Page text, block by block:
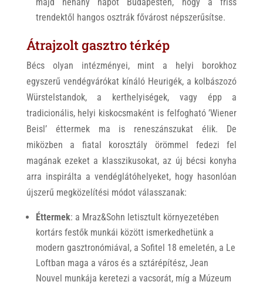
majd néhány napot Budapesten, hogy a friss
trendektől hangos osztrák fővárost népszerűsítse.
Átrajzolt gasztro térkép
Bécs olyan intézményei, mint a helyi borokhoz
egyszerű vendégvárókat kínáló Heurigék, a kolbászozó
Würstelstandok, a kerthelyiségek, vagy épp a
tradicionális, helyi kiskocsmaként is felfogható ’Wiener
Beisl’ éttermek ma is reneszánszukat élik. De
miközben a fiatal korosztály örömmel fedezi fel
magának ezeket a klasszikusokat, az új bécsi konyha
arra inspirálta a vendéglátóhelyeket, hogy hasonlóan
újszerű megközelítési módot válasszanak:
Éttermek: a Mraz&Sohn letisztult környezetében
kortárs festők munkái között ismerkedhetünk a
modern gasztronómiával, a Sofitel 18 emeletén, a Le
Loftban maga a város és a sztárépítész, Jean
Nouvel munkája keretezi a vacsorát, míg a Múzeum